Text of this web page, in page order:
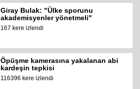
Giray Bulak: "Ülke sporunu
akademisyenler yönetmeli"
167 kere izlendi
Öpüşme kamerasına yakalanan abi
kardeşin tepkisi
116396 kere izlendi